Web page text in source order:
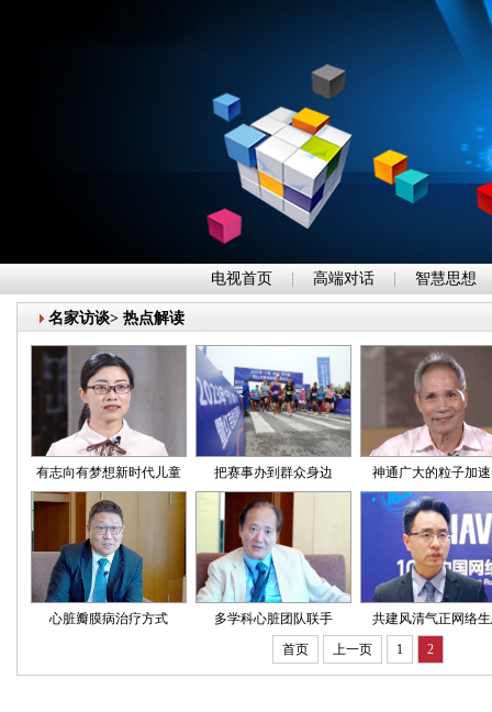
电视首页 高端对话 智慧思想
名家访谈> 热点解读
有志向有梦想新时代儿童 把赛事办到群众身边 神通广大的粒子加
心脏瓣膜病治疗方式 多学科心脏团队联手
共建风清气正网络
首页
上一页 1 2